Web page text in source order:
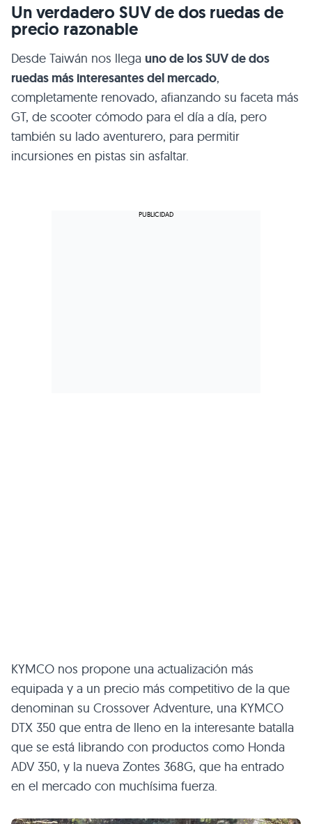
Un verdadero SUV de dos ruedas de
precio razonable
Desde Taiwán nos llega uno de los SUV de dos
ruedas más interesantes del mercado,
completamente renovado, afianzando su faceta más
GT, de scooter cómodo para el día a día, pero
también su lado aventurero, para permitir
incursiones en pistas sin asfaltar.
KYMCO nos propone una actualización más
equipada y a un precio más competitivo de la que
denominan su Crossover Adventure, una KYMCO
DTX 350 que entra de lleno en la interesante batalla
que se está librando con productos como Honda
ADV 350, y la nueva Zontes 368G, que ha entrado
en el mercado con muchísima fuerza.